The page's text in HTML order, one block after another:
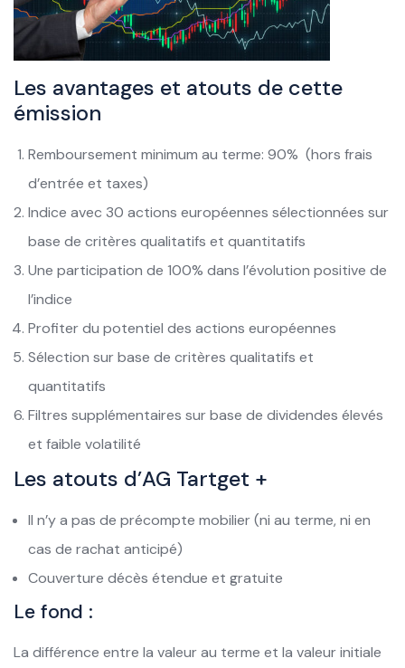
Les avantages et atouts de cette
émission
Remboursement minimum au terme: 90% (hors frais
d’entrée et taxes)
Indice avec 30 actions européennes sélectionnées sur
base de critères qualitatifs et quantitatifs
Une participation de 100% dans l’évolution positive de
l’indice
Profiter du potentiel des actions européennes
Sélection sur base de critères qualitatifs et
quantitatifs
Filtres supplémentaires sur base de dividendes élevés
et faible volatilité
Les atouts d’AG Tartget +
Il n’y a pas de précompte mobilier (ni au terme, ni en
cas de rachat anticipé)
Couverture décès étendue et gratuite
Le fond :
La différence entre la valeur au terme et la valeur initiale